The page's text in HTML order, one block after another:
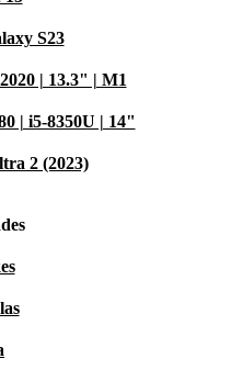
S23
| 13.3" | M1
| i5-8350U | 14"
2 (2023)